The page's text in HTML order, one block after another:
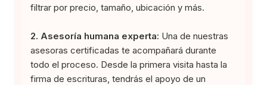
filtrar por precio, tamaño, ubicación y más.
2. Asesoría humana experta: Una de nuestras
asesoras certificadas te acompañará durante
todo el proceso. Desde la primera visita hasta la
firma de escrituras, tendrás el apoyo de un